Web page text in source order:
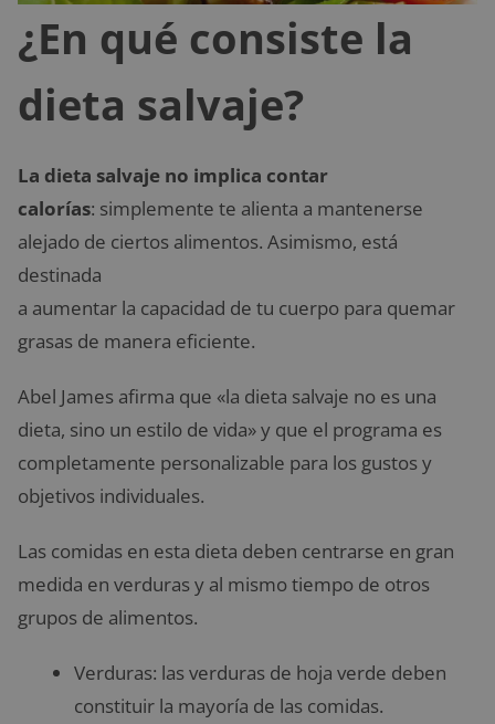
¿En qué consiste la
dieta salvaje?
La dieta salvaje no implica contar
calorías: simplemente te alienta a mantenerse
alejado de ciertos alimentos. Asimismo, está
destinada
a aumentar la capacidad de tu cuerpo para quemar
grasas de manera eficiente.
Abel James afirma que «la dieta salvaje no es una
dieta, sino un estilo de vida» y que el programa es
completamente personalizable para los gustos y
objetivos individuales.
Las comidas en esta dieta deben centrarse en gran
medida en verduras y al mismo tiempo de otros
grupos de alimentos.
Verduras: las verduras de hoja verde deben
constituir la mayoría de las comidas.